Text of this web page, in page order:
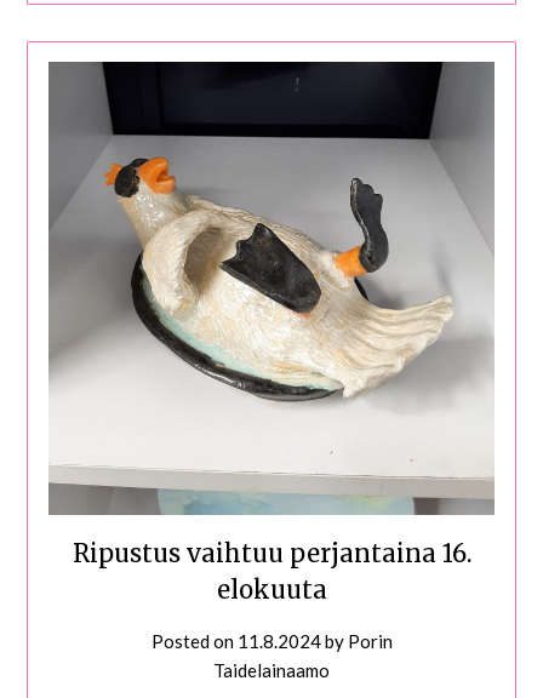
Ripustus vaihtuu perjantaina 16.
elokuuta
Posted on 11.8.2024by Porin
Taidelainaamo